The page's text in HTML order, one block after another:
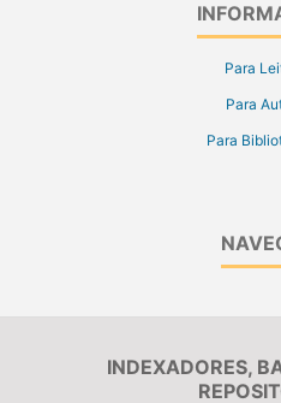
Para
Para
Para
INDEXADORES,